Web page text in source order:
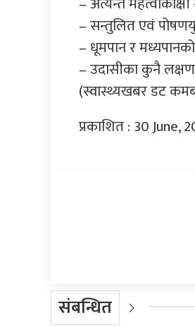
– सन्तुलित एवं
– धूमपान र
– उदासीका कुनै
(स्वास्थ्यखबर डट
प्रकाशित : 30 June,
संबन्धित